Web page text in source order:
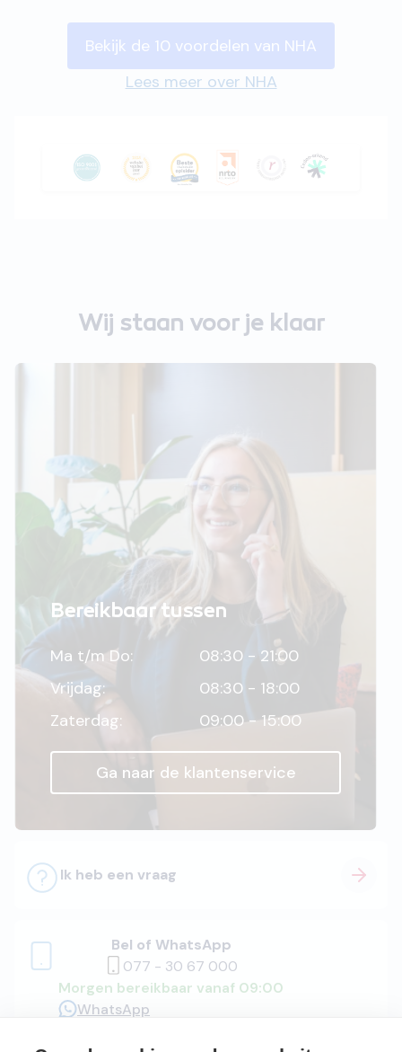
Bekijk de 10 voordelen van NHA
Lees meer over NHA
Wij staan voor je klaar
Bereikbaar tussen
Ma t/m Do:
08:30 - 21:00
Vrijdag:
08:30 - 18:00
Zaterdag:
09:00 - 15:00
Ga naar de klantenservice
Ik heb een vraag
Bel of WhatsApp
077 - 30 67 000
Morgen bereikbaar vanaf 09:00
WhatsApp